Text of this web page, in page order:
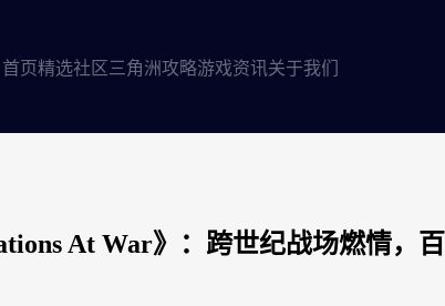
首页精选社区 三角洲攻略游戏资讯关于我们
At War》：跨世纪战场燃情，